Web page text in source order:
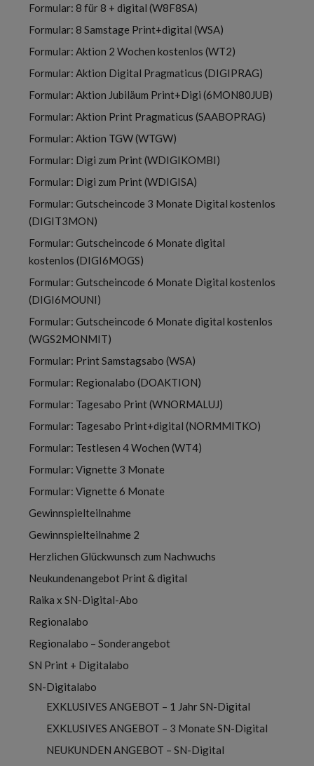
Formular: 8 für 8 + digital (W8F8SA)
Formular: 8 Samstage Print+digital (WSA)
Formular: Aktion 2 Wochen kostenlos (WT2)
Formular: Aktion Digital Pragmaticus (DIGIPRAG)
Formular: Aktion Jubiläum Print+Digi (6MON80JUB)
Formular: Aktion Print Pragmaticus (SAABOPRAG)
Formular: Aktion TGW (WTGW)
Formular: Digi zum Print (WDIGIKOMBI)
Formular: Digi zum Print (WDIGISA)
Formular: Gutscheincode 3 Monate Digital kostenlos
(DIGIT3MON)
Formular: Gutscheincode 6 Monate digital
kostenlos (DIGI6MOGS)
Formular: Gutscheincode 6 Monate Digital kostenlos
(DIGI6MOUNI)
Formular: Gutscheincode 6 Monate digital kostenlos
(WGS2MONMIT)
Formular: Print Samstagsabo (WSA)
Formular: Regionalabo (DOAKTION)
Formular: Tagesabo Print (WNORMALUJ)
Formular: Tagesabo Print+digital (NORMMITKO)
Formular: Testlesen 4 Wochen (WT4)
Formular: Vignette 3 Monate
Formular: Vignette 6 Monate
Gewinnspielteilnahme
Gewinnspielteilnahme 2
Herzlichen Glückwunsch zum Nachwuchs
Neukundenangebot Print & digital
Raika x SN-Digital-Abo
Regionalabo
Regionalabo – Sonderangebot
SN Print + Digitalabo
SN-Digitalabo
EXKLUSIVES ANGEBOT – 1 Jahr SN-Digital
EXKLUSIVES ANGEBOT – 3 Monate SN-Digital
NEUKUNDEN ANGEBOT – SN-Digital